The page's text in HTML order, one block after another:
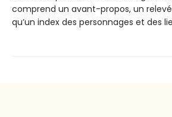
comprend un avant-propos, un
qu’un index des personnages et des